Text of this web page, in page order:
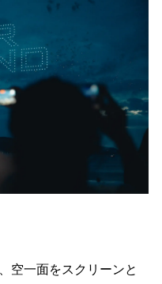
空一面をスクリーンと